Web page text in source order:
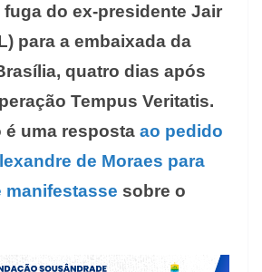
fuga do ex-presidente Jair
para a embaixada da
quatro dias após
Tempus Veritatis.
é uma resposta ao pedido
de Moraes para
manifestasse sobre o